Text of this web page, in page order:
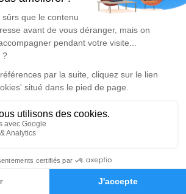
Hommages
textes. Cet endroit est un lieu
à honorer la mémoire de Jacqueline
Je rends hommage
mars 2026 à 10h00
de Montluçon de Domérat